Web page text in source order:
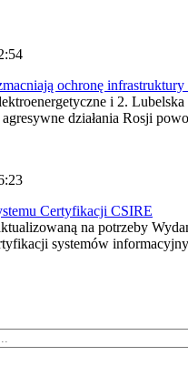
ochronę
i 2.
działania Rosji
Certyfikacji CSIRE
na potrzeby
systemów